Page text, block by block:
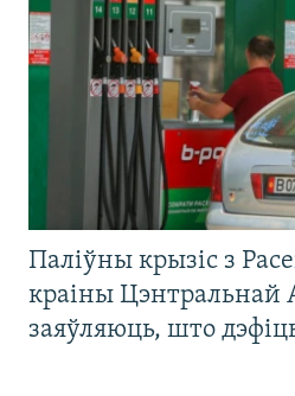
Паліўны крызіс з
краіны Цэнтральнай
заяўляюць, што